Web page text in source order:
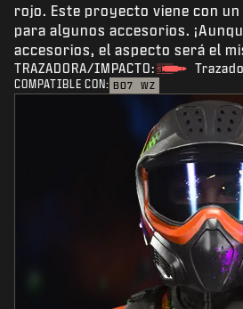
rojo. Este proyecto viene con
para algunos accesorios.
accesorios, el aspecto será el
TRAZADORA/IMPACTO:
COMPATIBLE CON: BO7 WZ